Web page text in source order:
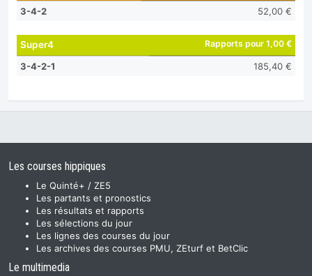
3-4-2 52,00 €
Super4 Rapports pour 1,00 €
3-4-2-1 185,40 €
Les courses hippiques
Le Quinté+ / ZE5
Les partants et pronostics
Les résultats et rapports
Les sélections du jour
Les lignes des courses du jour
Les archives des courses PMU, ZEturf et BetClic
Le multimedia